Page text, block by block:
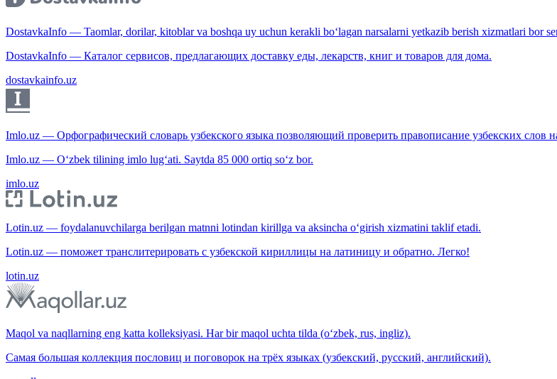
DostavkaInfo — Taomlar, dorilar, kitoblar va boshqa uy uchun kerakli bo‘lagan narsalarni yetkazib berish xizmatlari bor
DostavkaInfo — Каталог сервисов, предлагающих доставку еды, лекарств, книг и товаров для дома.
dostavkainfo.uz
Imlo.uz — Орфографический словарь узбекского языка позволяющий проверить правописание узбекских слов
Imlo.uz — O‘zbek tilining imlo lug‘ati. Saytda 85 000 ortiq so‘z bor.
imlo.uz
Lotin.uz — foydalanuvchilarga berilgan matnni lotindan kirillga va aksincha o‘girish xizmatini taklif etadi.
Lotin.uz — поможет транслитерировать с узбекской кириллицы на латиницу и обратно. Легко!
lotin.uz
Maqol va naqllarning eng katta kolleksiyasi. Har bir maqol uchta tilda (o‘zbek, rus, ingliz).
Самая большая коллекция пословиц и поговорок на трёх языках (узбекский, русский, английский).